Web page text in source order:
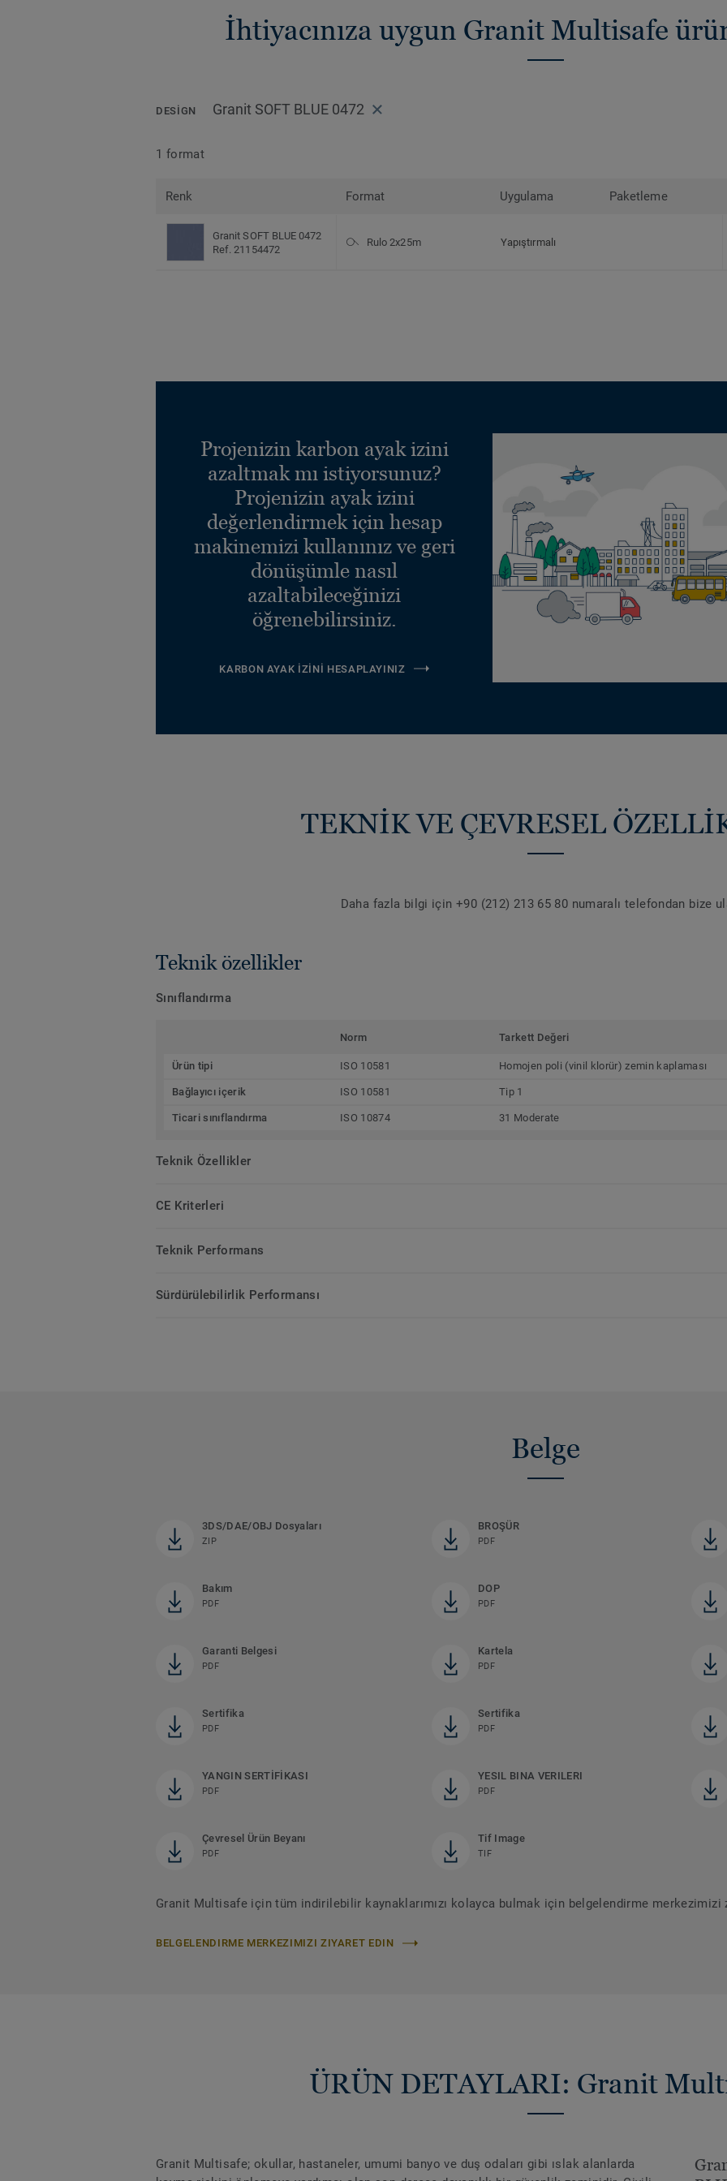
İhtiyacınıza uygun Granit Multisafe
DESIGN Granit SOFT BLUE 0472
1 format
Renk Format Uygulama Paketleme
Granit SOFT BLUE 0472
Ref. 21154472
Rulo 2x25m Yapıştırmalı
Projenizin karbon ayak izini
azaltmak mı istiyorsunuz?
Projenizin ayak izini
değerlendirmek için hesap
makinemizi kullanınız ve geri
dönüşümle nasıl
azaltabileceğinizi
öğrenebilirsiniz.
KARBON AYAK İZINI HESAPLAYINIZ
TEKNİK VE ÇEVRESEL
Daha fazla bilgi için +90 (212) 213 65 80 numaralı telefondan bize
Teknik özellikler
Sınıflandırma
Norm Tarkett Değeri
Ürün tipi ISO 10581 Homojen poli (vinil klorür) zemin kaplaması
Bağlayıcı içerik ISO 10581 Tip 1
Ticari sınıflandırma ISO 10874 31 Moderate
Teknik Özellikler
CE Kriterleri
Teknik Performans
Sürdürülebilirlik Performansı
Belge
3DS/DAE/OBJ Dosyaları
ZIP
BROŞÜR
PDF
Bakım
PDF
DOP
PDF
Garanti Belgesi
PDF
Kartela
PDF
Sertifika
PDF
Sertifika
PDF
YANGIN SERTİFİKASI
PDF
YESIL BINA VERILERI
PDF
Çevresel Ürün Beyanı
PDF
Tif Image
TIF
Granit Multisafe için tüm indirilebilir kaynaklarımızı kolayca bulmak için belgelendirme merkezimizi
BELGELENDIRME MERKEZIMIZI ZIYARET EDIN
ÜRÜN DETAYLARI: Granit
Granit Multisafe; okullar, hastaneler, umumi banyo ve duş odaları gibi ıslak alanlarda